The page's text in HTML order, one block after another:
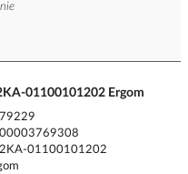
01100101202 Ergom
01100101202